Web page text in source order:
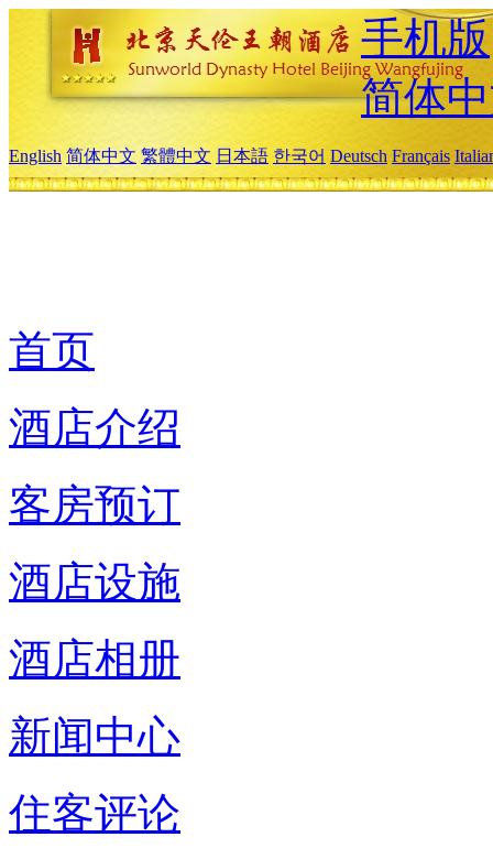
手机版
简体
English 简体中文 繁體中文 日本語 한국어 Deutsch Français
首页
酒店介绍
客房预订
酒店设施
酒店相册
新闻中心
住客评论